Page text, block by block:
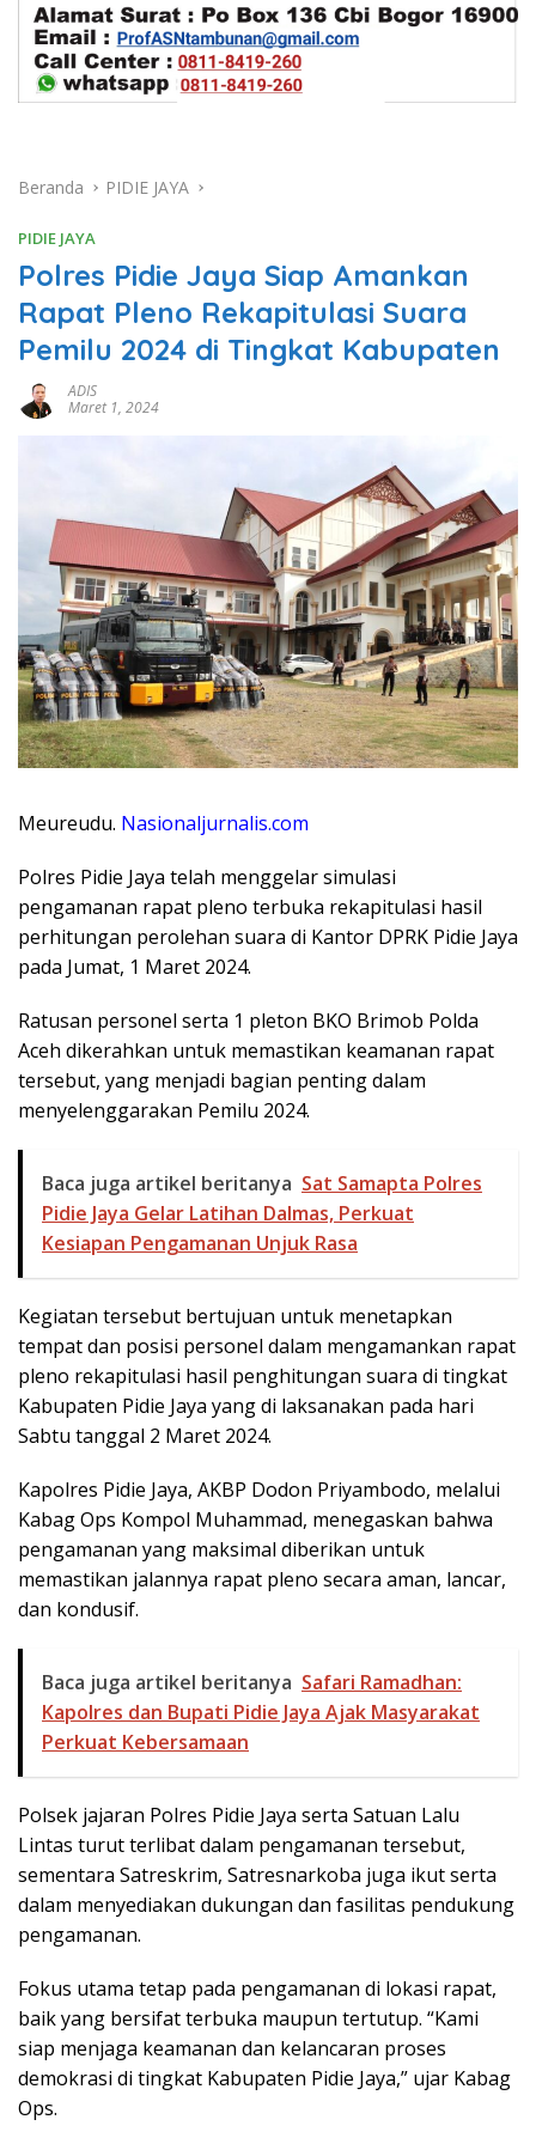
Beranda PIDIE JAYA
PIDIE JAYA
Polres Pidie Jaya Siap Amankan
Rapat Pleno Rekapitulasi Suara
Pemilu 2024 di Tingkat Kabupaten
ADIS
Maret 1, 2024
Meureudu. Nasionaljurnalis.com
Polres Pidie Jaya telah menggelar simulasi
pengamanan rapat pleno terbuka rekapitulasi hasil
perhitungan perolehan suara di Kantor DPRK Pidie Jaya
pada Jumat, 1 Maret 2024.
Ratusan personel serta 1 pleton BKO Brimob Polda
Aceh dikerahkan untuk memastikan keamanan rapat
tersebut, yang menjadi bagian penting dalam
menyelenggarakan Pemilu 2024.
Baca juga artikel beritanya Sat Samapta Polres
Pidie Jaya Gelar Latihan Dalmas, Perkuat
Kesiapan Pengamanan Unjuk Rasa
Kegiatan tersebut bertujuan untuk menetapkan
tempat dan posisi personel dalam mengamankan rapat
pleno rekapitulasi hasil penghitungan suara di tingkat
Kabupaten Pidie Jaya yang di laksanakan pada hari
Sabtu tanggal 2 Maret 2024.
Kapolres Pidie Jaya, AKBP Dodon Priyambodo, melalui
Kabag Ops Kompol Muhammad, menegaskan bahwa
pengamanan yang maksimal diberikan untuk
memastikan jalannya rapat pleno secara aman, lancar,
dan kondusif.
Baca juga artikel beritanya Safari Ramadhan:
Kapolres dan Bupati Pidie Jaya Ajak Masyarakat
Perkuat Kebersamaan
Polsek jajaran Polres Pidie Jaya serta Satuan Lalu
Lintas turut terlibat dalam pengamanan tersebut,
sementara Satreskrim, Satresnarkoba juga ikut serta
dalam menyediakan dukungan dan fasilitas pendukung
pengamanan.
Fokus utama tetap pada pengamanan di lokasi rapat,
baik yang bersifat terbuka maupun tertutup. “Kami
siap menjaga keamanan dan kelancaran proses
demokrasi di tingkat Kabupaten Pidie Jaya,” ujar Kabag
Ops.